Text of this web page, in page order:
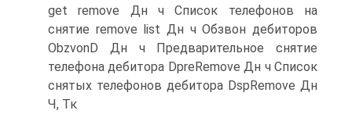
get remove Дн ч Список телефонов на
снятие remove list Дн ч Обзвон дебиторов
ObzvonD Дн ч Предварительное снятие
телефона дебитора DpreRemove Дн ч Список
снятых телефонов дебитора DspRemove Дн
Ч, Тк